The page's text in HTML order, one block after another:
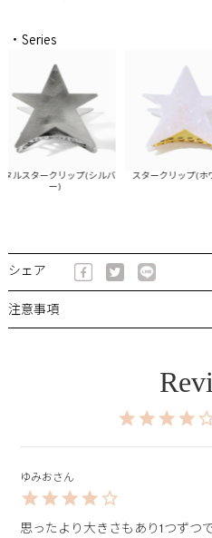
・Series
スタークリップ(シルバ
ー)
スタークリップ(ホワ
シェア
注意事項
ゆみお
思ったより大きさもあり1つずつ